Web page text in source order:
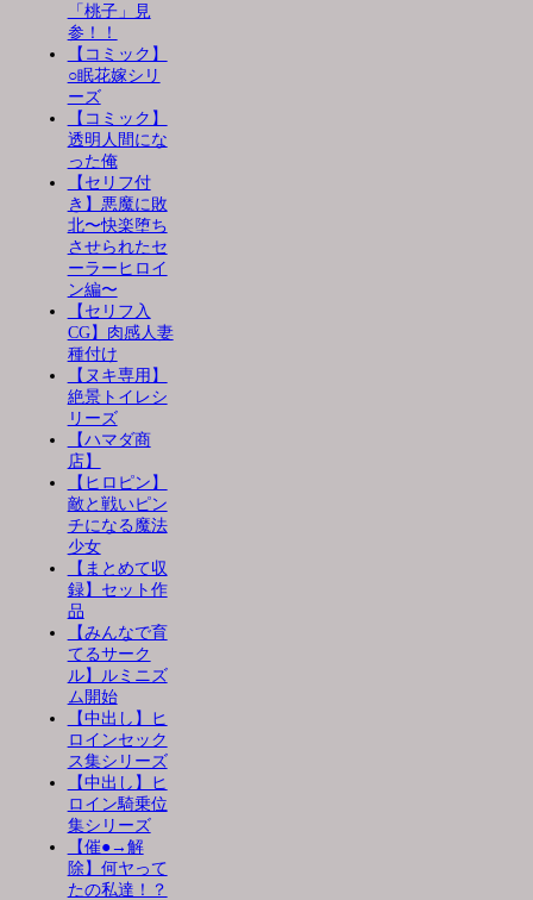
「桃子」見
参！！
【コミック】
○眠花嫁シリ
ーズ
【コミック】
透明人間にな
った俺
【セリフ付
き】悪魔に敗
北〜快楽堕ち
させられたセ
ーラーヒロイ
ン編〜
【セリフ入
CG】肉感人妻
種付け
【ヌキ専用】
絶景トイレシ
リーズ
【ハマダ商
店】
【ヒロピン】
敵と戦いピン
チになる魔法
少女
【まとめて収
録】セット作
品
【みんなで育
てるサーク
ル】ルミニズ
ム開始
【中出し】ヒ
ロインセック
ス集シリーズ
【中出し】ヒ
ロイン騎乗位
集シリーズ
【催●→解
除】何ヤって
たの私達！？